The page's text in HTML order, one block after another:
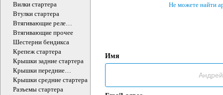
Вилки стартера
Втулки стартера
Втягивающие реле
стартера
Втягивающие прочее
Шестерни бендикса
Крепеж стартера
Крышки задние стартера
Крышки передние
стартера
Крышки средние стартера
Разъемы стартера
Не можете найти
Имя